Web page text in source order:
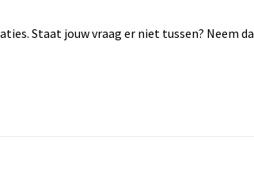
Staat jouw vraag er niet tussen? Neem